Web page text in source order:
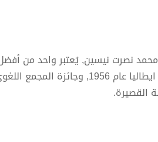
نصرت نيسين, يُعتبر واحد من أفضل